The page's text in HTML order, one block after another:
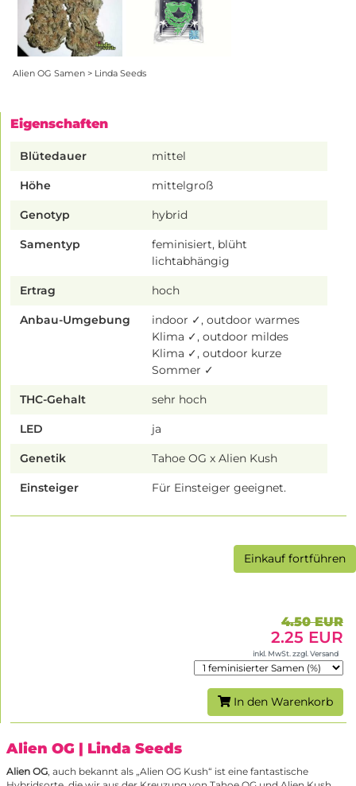
Alien OG Samen > Linda Seeds
Eigenschaften
Blütedauer mittel
Höhe mittelgroß
Genotyp hybrid
Samentyp
feminisiert, blüht
lichtabhängig
Ertrag hoch
Anbau-Umgebung
indoor ✓, outdoor warmes
Klima ✓, outdoor mildes
Klima ✓, outdoor kurze
Sommer ✓
THC-Gehalt sehr hoch
LED ja
Genetik Tahoe OG x Alien Kush
Einsteiger Für Einsteiger geeignet.
Einkauf fortführen
4.50 EUR
2.25 EUR
inkl. MwSt. zzgl. Versand
In den Warenkorb
Alien OG | Linda Seeds
Alien OG, auch bekannt als „Alien OG Kush“ ist eine fantastische